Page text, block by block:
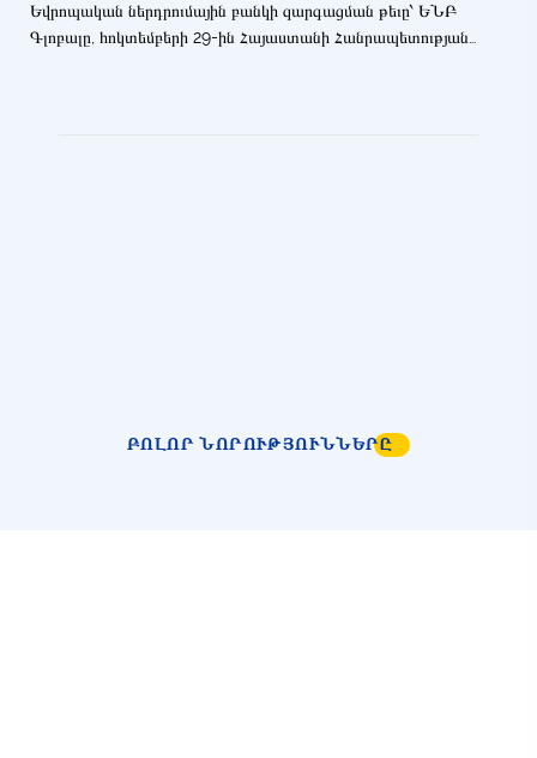
Եվրոպական ներդրումային բանկի զարգացման թեւը՝ ԵՆԲ
Գլոբալը, հոկտեմբերի 29-ին Հայաստանի Հանրապետության
ԲՈԼՈՐ ՆՈՐՈՒԹՅՈՒՆՆԵՐԸ